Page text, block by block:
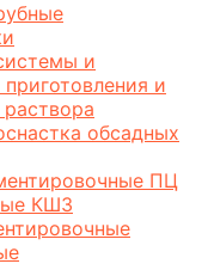
и
и
обсадных
ПЦ
КШЗ